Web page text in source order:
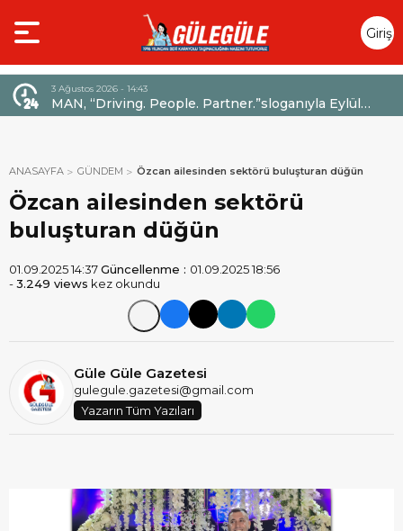
Giriş
Yap
3 Ağustos 2026 - 14:43
MAN, “Driving. People. Partner.”sloganıyla Eylül
ayındaki IAA Transportation 2026’da
ANASAYFA GÜNDEM Özcan ailesinden sektörü buluşturan düğün
Özcan ailesinden sektörü
buluşturan düğün
01.09.2025 14:37Güncellenme : 01.09.2025 18:56
-3.249 views kez okundu
Güle Güle Gazetesi
gulegule.gazetesi@gmail.com
Yazarın Tüm Yazıları